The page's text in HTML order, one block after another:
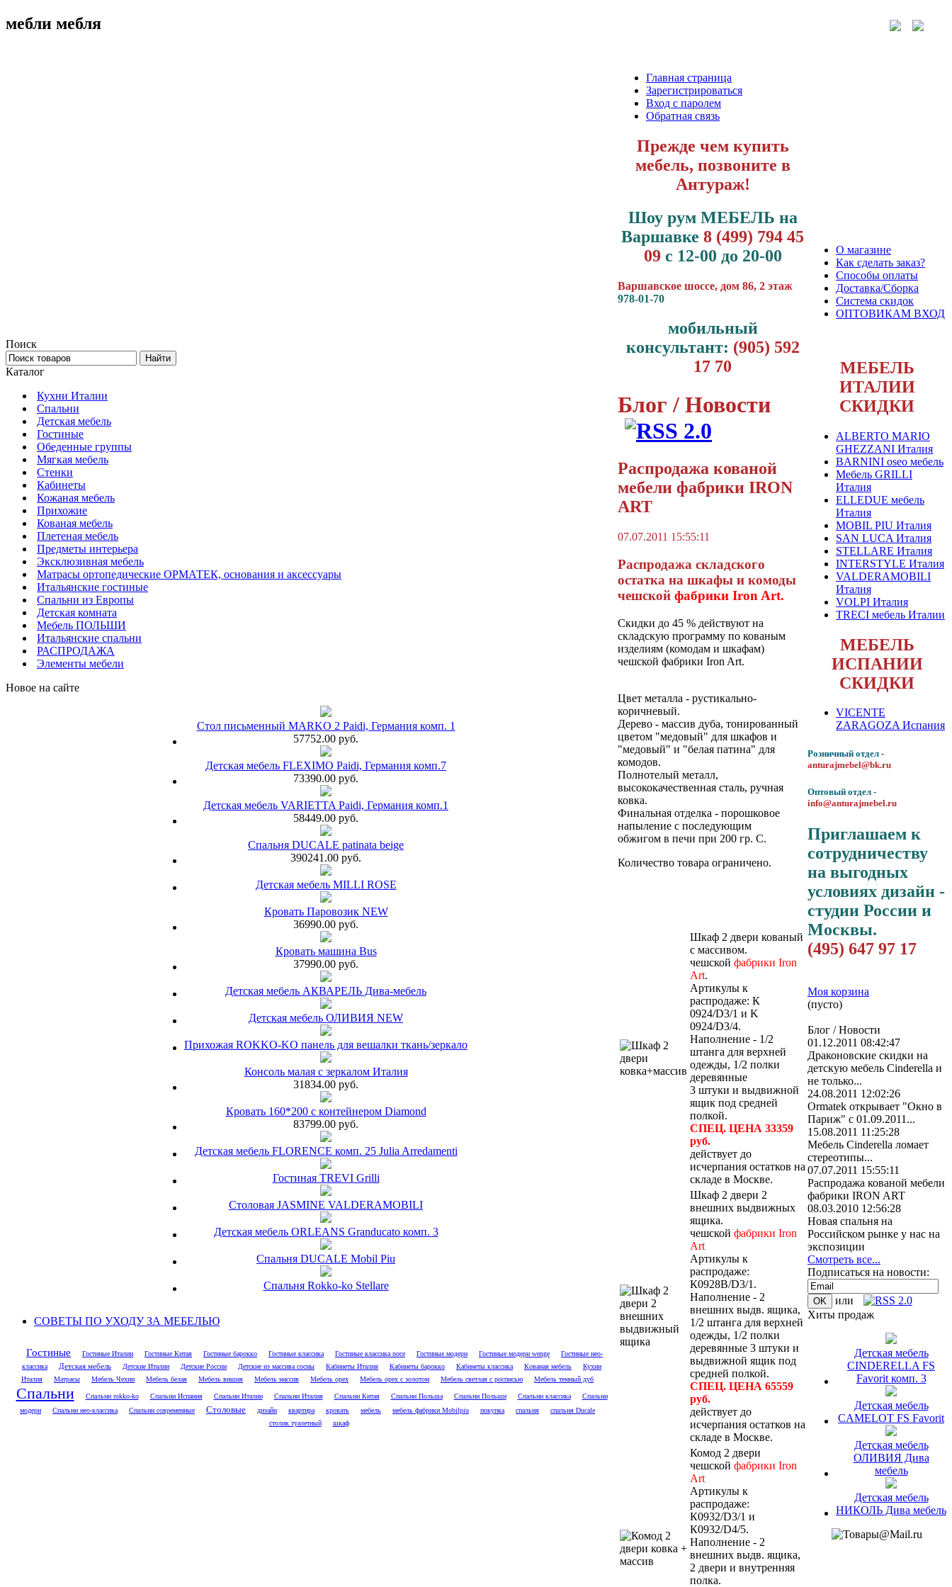
мебли мебля
Поиск
Каталог
Кухни Италии
Спальни
Детская мебель
Гостиные
Обеденные группы
Мягкая мебель
Стенки
Кабинеты
Кожаная мебель
Прихожие
Кованая мебель
Плетеная мебель
Предметы интерьера
Эксклюзивная мебель
Матрасы ортопедические ОРМАТЕК, основания и аксессуары
Итальянские гостиные
Спальни из Европы
Детская комната
Мебель ПОЛЬШИ
Итальянские спальни
РАСПРОДАЖА
Элементы мебели
Новое на сайте
Стол письменный MARKO 2 Paidi, Германия комп. 1
57752.00 руб.
Детская мебель FLEXIMO Paidi, Германия комп.7
73390.00 руб.
Детская мебель VARIETTA Paidi, Германия комп.1
58449.00 руб.
Спальня DUCALE patinata beige
390241.00 руб.
Детская мебель MILLI ROSE
Кровать Паровозик NEW
36990.00 руб.
Кровать машина Bus
37990.00 руб.
Детская мебель АКВАРЕЛЬ Дива-мебель
Детская мебель ОЛИВИЯ NEW
Прихожая ROKKO-KO панель для вешалки ткань/зеркало
Консоль малая с зеркалом Италия
31834.00 руб.
Кровать 160*200 с контейнером Diamond
83799.00 руб.
Детская мебель FLORENCE комп. 25 Julia Arredamenti
Гостиная TREVI Grilli
Столовая JASMINE VALDERAMOBILI
Детская мебель ORLEANS Granducato комп. 3
Спальня DUCALE Mobil Piu
Спальня Rokko-ko Stellare
СОВЕТЫ ПО УХОДУ ЗА МЕБЕЛЬЮ
Гостиные Гостиные Италии Гостиные Китая Гостиные барокко Гостиные классика Гостиные классика noce Гостиные модерн Гостиные модерн wenge
Гостиные нео-
классика
Детская мебель Детские Италии Детские России Детские из массива сосны Кабинеты Италия Кабинеты барокко Кабинеты классика Кованая мебель
Кухни
Италия
Матрасы Мебель Чехии Мебель белая Мебель вишня Мебель массив Мебель орех Мебель орех с золотом Мебель светлая с росписью Мебель темный дуб
Спальни Спальни rokko-ko Спальни Испания Спальни Италии Спальни Италия Спальни Китая Спальни Польша Спальни Польши Спальни классика
Спальни
модерн
Спальни нео-классика Спальни современные Столовые дизайн квартира кровать мебель мебель фабрики Mobilpiu покупка спальня
спальня Ducale
столик туалетный
шкаф
Главная страница
Зарегистрироваться
Вход с паролем
Обратная связь
Прежде чем купить
мебель, позвоните в
Антураж!
Шоу рум МЕБЕЛЬ на
Варшавке 8 (499) 794 45
09с 12-00 до 20-00
Варшавское шоссе, дом 86, 2 этаж
978-01-70
мобильный
консультант: (905) 592
17 70
Блог / Новости
Распродажа кованой
мебели фабрики IRON
ART
07.07.2011 15:55:11
Распродажа складского
остатка на шкафы и комоды
чешской фабрики Iron Art.
Скидки до 45 % действуют на
складскую программу по кованым
изделиям (комодам и шкафам)
чешской фабрики Iron Art.
Цвет металла - рустикально-
коричневый.
Дерево - массив дуба, тонированный
цветом "медовый" для шкафов и
"медовый" и "белая патина" для
комодов.
Полнотелый металл,
высококачественная сталь, ручная
ковка.
Финальная отделка - порошковое
напыление с последующим
обжигом в печи при 200 гр. С.
Количество товара ограничено.
Шкаф 2 двери кованый
с массивом.
чешской фабрики Iron
Art.
Артикулы к
распродаже: К
0924/D3/1 и K
0924/D3/4.
Наполнение - 1/2
штанга для верхней
одежды, 1/2 полки
деревянные
3 штуки и выдвижной
ящик под средней
полкой.
СПЕЦ. ЦЕНА 33359
руб.
действует до
исчерпания остатков на
складе в Москве.
Шкаф 2 двери 2
внешних выдвижных
ящика.
чешской фабрики Iron
Art
Артикулы к
распродаже:
К0928В/D3/1.
Наполнение - 2
внешних выдв. ящика,
1/2 штанга для верхней
одежды, 1/2 полки
деревянные 3 штуки и
выдвижной ящик под
средней полкой.
СПЕЦ. ЦЕНА 65559
руб.
действует до
исчерпания остатков на
складе в Москве.
Комод 2 двери
чешской фабрики Iron
Art
Артикулы к
распродаже:
К0932/D3/1 и
К0932/D4/5.
Наполнение - 2
внешних выдв. ящика,
2 двери и внутренняя
полка.
О магазине
Как сделать заказ?
Способы оплаты
Доставка/Сборка
Система скидок
ОПТОВИКАМ ВХОД
МЕБЕЛЬ
ИТАЛИИ
СКИДКИ
ALBERTO MARIO
GHEZZANI Италия
BARNINI oseo мебель
Мебель GRILLI
Италия
ELLEDUE мебель
Италия
MOBIL PIU Италия
SAN LUCA Италия
STELLARE Италия
INTERSTYLE Италия
VALDERAMOBILI
Италия
VOLPI Италия
TRECI мебель Италии
МЕБЕЛЬ
ИСПАНИИ
СКИДКИ
VICENTE
ZARAGOZA Испания
Розничный отдел -
anturajmebel@bk.ru
Оптовый отдел -
info@anturajmebel.ru
Приглашаем к
сотрудничеству
на выгодных
условиях дизайн -
студии России и
Москвы.
(495) 647 97 17
Моя корзина
(пусто)
Блог / Новости
01.12.2011 08:42:47
Драконовские скидки на
детскую мебель Cinderella и
не только...
24.08.2011 12:02:26
Ormatek открывает "Окно в
Париж" с 01.09.2011...
15.08.2011 11:25:28
Мебель Cinderella ломает
стереотипы...
07.07.2011 15:55:11
Распродажа кованой мебели
фабрики IRON ART
08.03.2010 12:56:28
Новая спальня на
Российском рынке у нас на
экспозиции
Смотреть все...
Подписаться на новости:
или
Хиты продаж
Детская мебель
CINDERELLA FS
Favorit комп. 3
Детская мебель
CAMELOT FS Favorit
Детская мебель
ОЛИВИЯ Дива
мебель
Детская мебель
НИКОЛЬ Дива мебель